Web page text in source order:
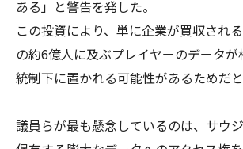
ある」と警告を発した。
この投資により、単に企業が買収され
の約6億人に及ぶプレイヤーのデータ
統制下に置かれる可能性があるためだと
議員らが最も懸念しているのは、サウ